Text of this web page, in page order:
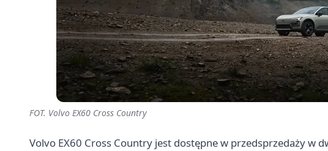
FOT. Volvo EX60 Cross Country
Volvo EX60 Cross Country jest dostępne w przedsprzedaży w